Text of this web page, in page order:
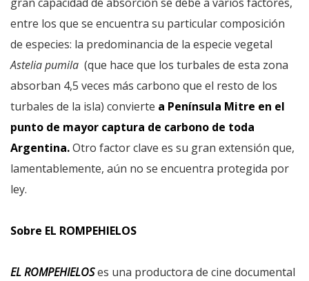
entre los que se encuentra su particular composición
de especies: la predominancia de la especie vegetal
Astelia pumila (que hace que los turbales de esta zona
absorban 4,5 veces más carbono que el resto de los
turbales de la isla) convierte a Península Mitre en el
punto de mayor captura de carbono de toda
Argentina.Otro factor clave es su gran extensión que,
lamentablemente, aún no se encuentra protegida por
ley.
Sobre EL ROMPEHIELOS
EL ROMPEHIELOSes una productora de cine documental